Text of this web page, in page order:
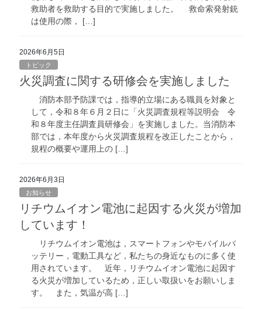
救助者を救助する目的で実施しました。 救命索発射銃
は使用の際， […]
2026年6月5日
トピック
火災調査に関する研修会を実施しました
消防本部予防課では，指導的立場にある職員を対象と
して，令和８年６月２日に「火災調査規程等説明会 令
和８年度主任調査員研修会」を実施しました。当消防本
部では，本年度から火災調査規程を改正したことから，
規程の概要や運用上の […]
2026年6月3日
お知らせ
リチウムイオン電池に起因する火災が増加
しています！
リチウムイオン電池は，スマートフォンやモバイルバ
ッテリー，電動工具など，私たちの身近なものに多く使
用されています。 近年，リチウムイオン電池に起因す
る火災が増加しているため，正しい取扱いをお願いしま
す。 また，気温が高 […]